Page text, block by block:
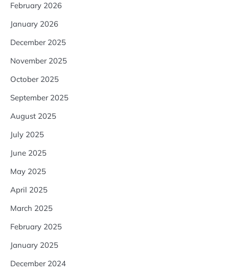
February 2026
January 2026
December 2025
November 2025
October 2025
September 2025
August 2025
July 2025
June 2025
May 2025
April 2025
March 2025
February 2025
January 2025
December 2024